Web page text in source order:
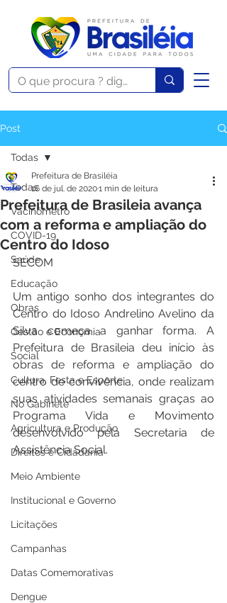
Post
Todas
Vacinômetro
COVID-19
Saúde
Educação
Obras
Gestão e Economia
Social
Cultura, Festa e Esporte
No Gabinete
Agricultura e Produção
Direitos e Cidadania
Meio Ambiente
Institucional e Governo
Licitações
Campanhas
Datas Comemorativas
Dengue
Todas
Prefeitura de Brasileia avança
com a reforma e ampliação do
Centro do Idoso
Prefeitura de Brasiléia
16 de jul. de 20201 min de leitura
SECOM
Um antigo sonho dos integrantes do
Centro do Idoso Andrelino Avelino da
Silva começa a ganhar forma. A
Prefeitura de Brasileia deu início às
obras de reforma e ampliação do
centro de convivência, onde realizam
suas atividades semanais graças ao
Programa Vida e Movimento
desenvolvido pela Secretaria de
Assistência Social.